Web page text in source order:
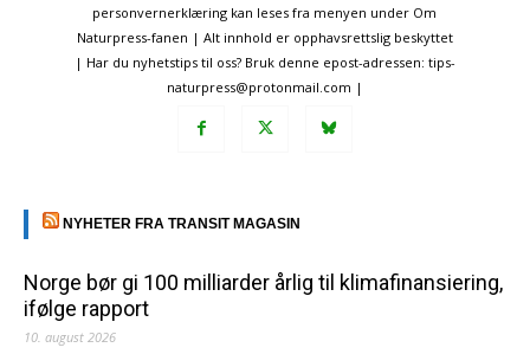
personvernerklæring kan leses fra menyen under Om
Naturpress-fanen | Alt innhold er opphavsrettslig beskyttet
| Har du nyhetstips til oss? Bruk denne epost-adressen: tips-
naturpress@protonmail.com |
NYHETER FRA TRANSIT MAGASIN
Norge bør gi 100 milliarder årlig til klimafinansiering,
ifølge rapport
10. august 2026